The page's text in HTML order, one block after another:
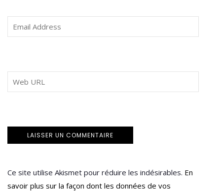
Ce site utilise Akismet pour réduire les indésirables. En
savoir plus sur la façon dont les données de vos